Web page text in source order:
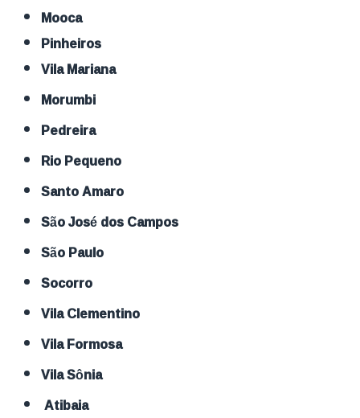
Mooca
Pinheiros
Vila Mariana
Morumbi
Pedreira
Rio Pequeno
Santo Amaro
São José dos Campos
São Paulo
Socorro
Vila Clementino
Vila Formosa
Vila Sônia
Atibaia